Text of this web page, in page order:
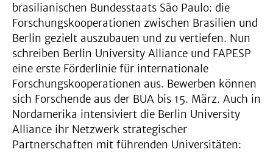
brasilianischen Bundesstaats São Paulo: die
Forschungskooperationen zwischen Brasilien und
Berlin gezielt auszubauen und zu vertiefen. Nun
schreiben Berlin University Alliance und FAPESP
eine erste Förderlinie für internationale
Forschungskooperationen aus. Bewerben können
sich Forschende aus der BUA bis 15. März. Auch in
Nordamerika intensiviert die Berlin University
Alliance ihr Netzwerk strategischer
Partnerschaften mit führenden Universitäten: